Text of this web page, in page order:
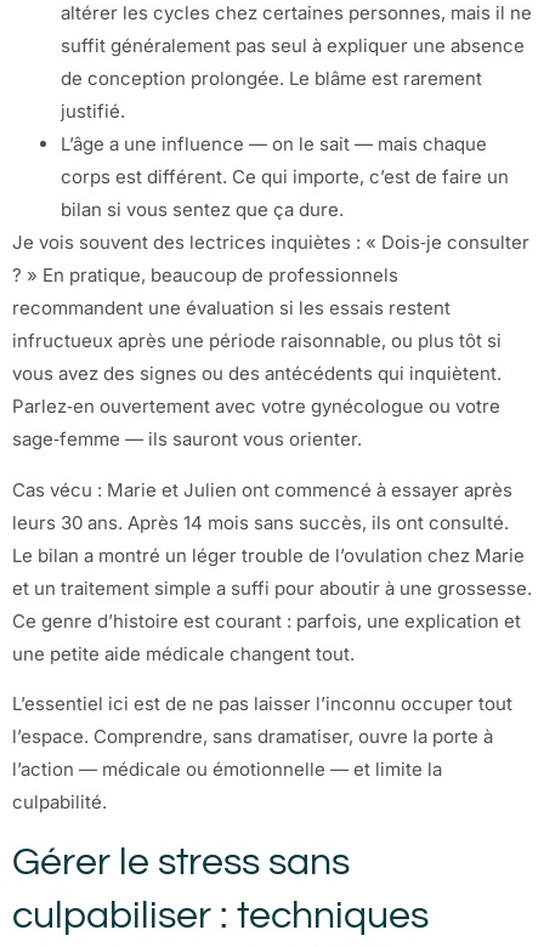
altérer les cycles chez certaines personnes, mais il ne
suffit généralement pas seul à expliquer une absence
de conception prolongée. Le blâme est rarement
justifié.
L’âge a une influence — on le sait — mais chaque
corps est différent. Ce qui importe, c’est de faire un
bilan si vous sentez que ça dure.
Je vois souvent des lectrices inquiètes : « Dois‑je consulter
? » En pratique, beaucoup de professionnels
recommandent une évaluation si les essais restent
infructueux après une période raisonnable, ou plus tôt si
vous avez des signes ou des antécédents qui inquiètent.
Parlez‑en ouvertement avec votre gynécologue ou votre
sage‑femme — ils sauront vous orienter.
Cas vécu : Marie et Julien ont commencé à essayer après
leurs 30 ans. Après 14 mois sans succès, ils ont consulté.
Le bilan a montré un léger trouble de l’ovulation chez Marie
et un traitement simple a suffi pour aboutir à une grossesse.
Ce genre d’histoire est courant : parfois, une explication et
une petite aide médicale changent tout.
L’essentiel ici est de ne pas laisser l’inconnu occuper tout
l’espace. Comprendre, sans dramatiser, ouvre la porte à
l’action — médicale ou émotionnelle — et limite la
culpabilité.
Gérer le stress sans
culpabiliser : techniques